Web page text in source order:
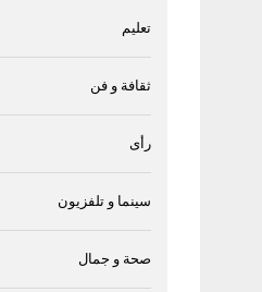
تعليم
ثقافة و فن
رأى
سينما و تلفزيون
صحة و جمال